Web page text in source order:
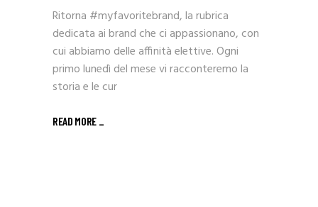
Ritorna #myfavoritebrand, la rubrica
dedicata ai brand che ci appassionano, con
cui abbiamo delle affinità elettive. Ogni
primo lunedì del mese vi racconteremo la
storia e le cur
READ MORE _